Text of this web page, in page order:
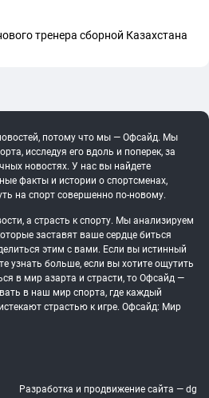
тренера сборной Казахстана
потому что мы — Офсайд. Мы
исследуя его вдоль и поперек, за
новостях. У нас вы найдете
факты и истории о спортсменах,
на спорт совершенно по-новому.
а страсть к спорту. Мы анализируем
заставят ваше сердце биться
этим с вами. Если вы истинный
узнать больше, если вы хотите ощутить
в мир азарта и страсти, то Офсайд —
в наш мир спорта, где каждый
страстью к игре. Офсайд: Мир
Разработка и продвижение сайта — dg